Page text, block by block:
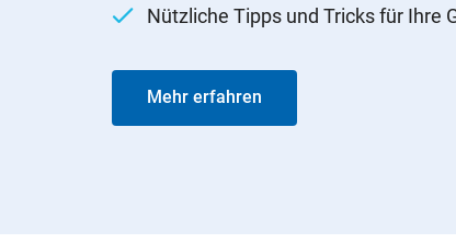
Nützliche Tipps und Tricks für Ihre
Mehr erfahren